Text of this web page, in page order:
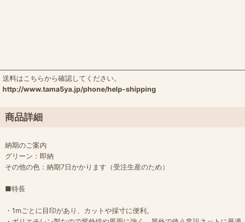
送料はこちらから確認してください。
http://www.tama5ya.jp/phone/help-shipping
商品詳細
納期のご案内
グリーン：即納
その他の色：納期7日かかります（受注生産のため）
■特長
・1mごとに目印があり、カットや採寸に便利。